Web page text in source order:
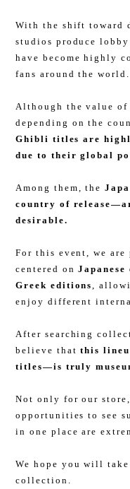
With the shift toward
studios produce
have become highly
fans around the world.
Although the value
depending on the
Ghibli titles are
due to their global
Among them, the
country of
desirable.
For this event, we are
centered on
Greek editions,
enjoy different
After searching
believe thatthis
titles—is truly
Not only for our
opportunities to see
in one place are
We hope you will
collection.